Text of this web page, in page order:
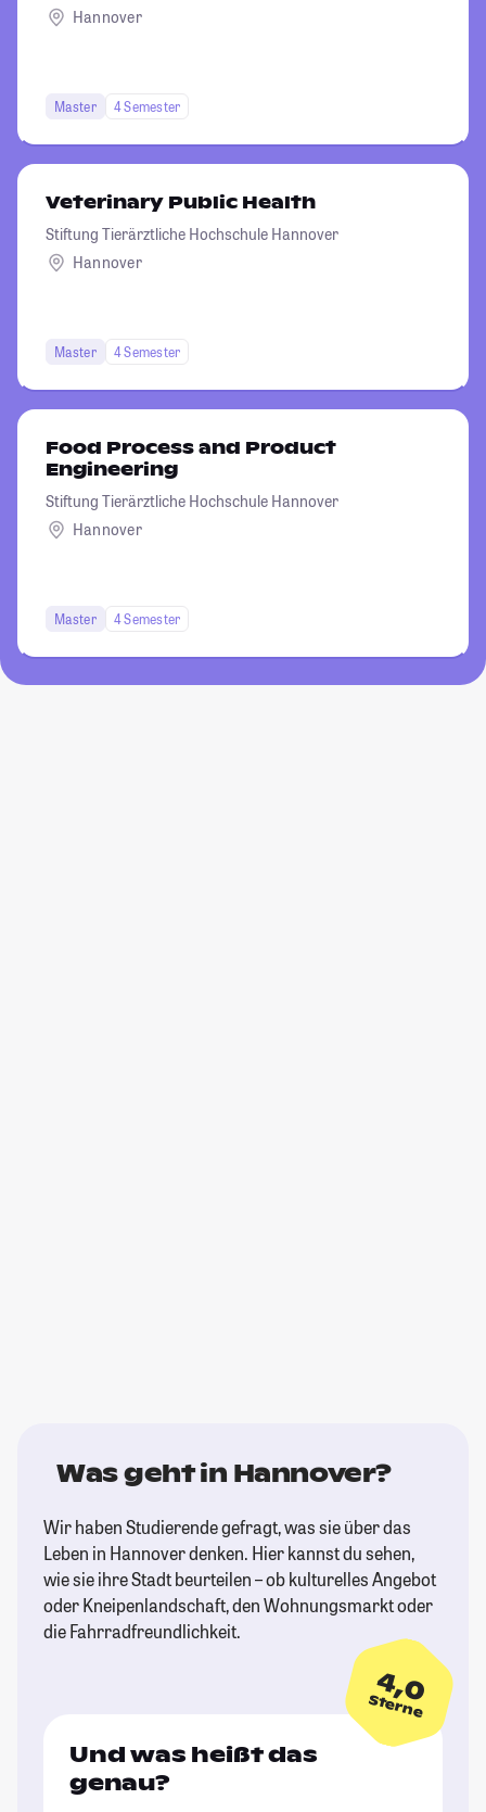
Hannover
Master 4 Semester
Veterinary Public Health
Stiftung Tierärztliche Hochschule Hannover
Hannover
Master 4 Semester
Food Process and Product
Engineering
Stiftung Tierärztliche Hochschule Hannover
Hannover
Master 4 Semester
Was geht in Hannover?
Wir haben Studierende gefragt, was sie über das
Leben in Hannover denken. Hier kannst du sehen,
wie sie ihre Stadt beurteilen – ob kulturelles Angebot
oder Kneipenlandschaft, den Wohnungsmarkt oder
die Fahrradfreundlichkeit.
4,0
Sterne
Und was heißt das
genau?